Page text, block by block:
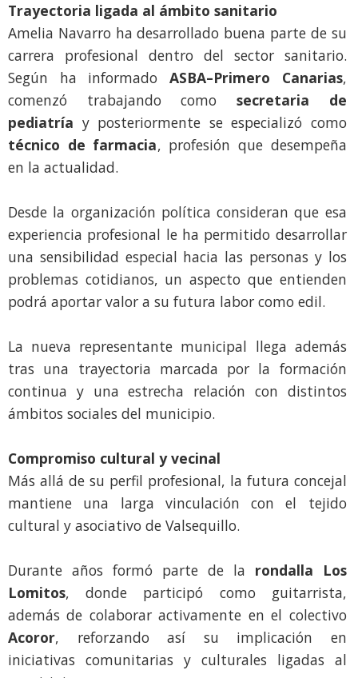
Trayectoria ligada al ámbito sanitario
Amelia Navarro ha desarrollado buena parte de su
carrera profesional dentro del sector sanitario.
Según ha informadoASBA–Primero Canarias,
comenzó trabajando comosecretaria de
pediatría y posteriormente se especializó como
técnico de farmacia, profesión que desempeña
en la actualidad.
Desde la organización política consideran que esa
experiencia profesional le ha permitido desarrollar
una sensibilidad especial hacia las personas y los
problemas cotidianos, un aspecto que entienden
podrá aportar valor a su futura labor como edil.
La nueva representante municipal llega además
tras una trayectoria marcada por la formación
continua y una estrecha relación con distintos
ámbitos sociales del municipio.
Compromiso cultural y vecinal
Más allá de su perfil profesional, la futura concejal
mantiene una larga vinculación con el tejido
cultural y asociativo de Valsequillo.
Durante años formó parte de la rondalla Los
Lomitos, donde participó como guitarrista,
además de colaborar activamente en el colectivo
Acoror, reforzando así su implicación en
iniciativas comunitarias y culturales ligadas al